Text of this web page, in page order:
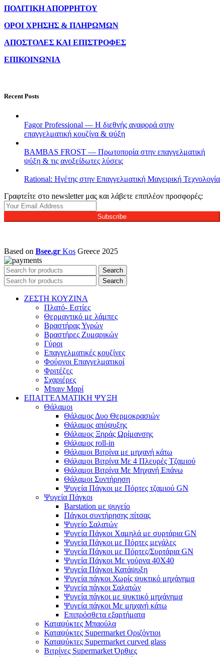
ΠΟΛΙΤΙΚΗ ΑΠΟΡΡΗΤΟΥ
ΟΡΟΙ ΧΡΗΣΗΣ & ΠΛΗΡΩΜΩΝ
ΑΠΟΣΤΟΛΕΣ ΚΑΙ ΕΠΙΣΤΡΟΦΕΣ
ΕΠΙΚΟΙΝΩΝΙΑ
Recent Posts
Fagor Professional — Η διεθνής αναφορά στην
επαγγελματική κουζίνα & ψύξη
BAMBAS FROST — Πρωτοπορία στην επαγγελματική
ψύξη & τις ανοξείδωτες λύσεις
Rational: Ηγέτης στην Επαγγελματική Μαγειρική Τεχνολογία
Γραφτείτε στο newsletter μας και λάβετε επιπλέον προσφορές:
Subscribe
Based on Bsee.gr Kos Greece 2025
Search
Search
ΖΕΣΤΗ ΚΟΥΖΙΝΑ
Πλατό- Εστίες
Θερμαντικό με λάμπες
Βραστήρας Υγρών
Βραστήρες Ζυμαρικών
Γύροι
Επαγγελματικές κουζίνες
Φούρνοι Επαγγελματικοί
Φριτέζες
Σχαριέρες
Μπαιν Μαρί
ΕΠΑΓΓΕΛΜΑΤΙΚΗ ΨΥΞΗ
Θάλαμοι
Θάλαμος Δυο Θερμοκρασιών
Θάλαμος απόψυξης
Θάλαμος Ξηράς Ωρίμανσης
Θάλαμος roll-in
Θάλαμοι Βιτρίνα με μηχανή κάτω
Θάλαμοι Βιτρίνα Με 4 Πλευρές Τζαμιού
Θάλαμοι Βιτρίνα Με Μηχανή Επάνω
Θάλαμοι Συντήρηση
Ψυγεία Πάγκοι με Πόρτες τζαμιού GN
Ψυγεία Πάγκοι
Barstation με ψυγείο
Πάγκοι συντήρησης πίτσας
Ψυγείο Σαλατών
Ψυγεία Πάγκοι Χαμηλά με συρτάρια GN
Ψυγεία Πάγκοι με Πόρτες μεγάλες
Ψυγεία Πάγκοι με Πόρτες/Συρτάρια GN
Ψυγεία Πάγκοι Με γούρνα 40Χ40
Ψυγεία Πάγκοι Κατάψυξη
Ψυγεία πάγκοι Χωρίς ψυκτικό μηχάνημα
Ψυγεία πάγκοι Σαλατών
Ψυγεία πάγκοι με ψυκτικό μηχάνημα
Ψυγεία πάγκοι Με μηχανή κάτω
Επιπρόσθετα εξαρτήματα
Καταψύκτες Μπαούλα
Καταψύκτες Supermarket Οριζόντιοι
Καταψύκτες Supermarket curved glass
Βιτρίνες Supermarket Όρθιες